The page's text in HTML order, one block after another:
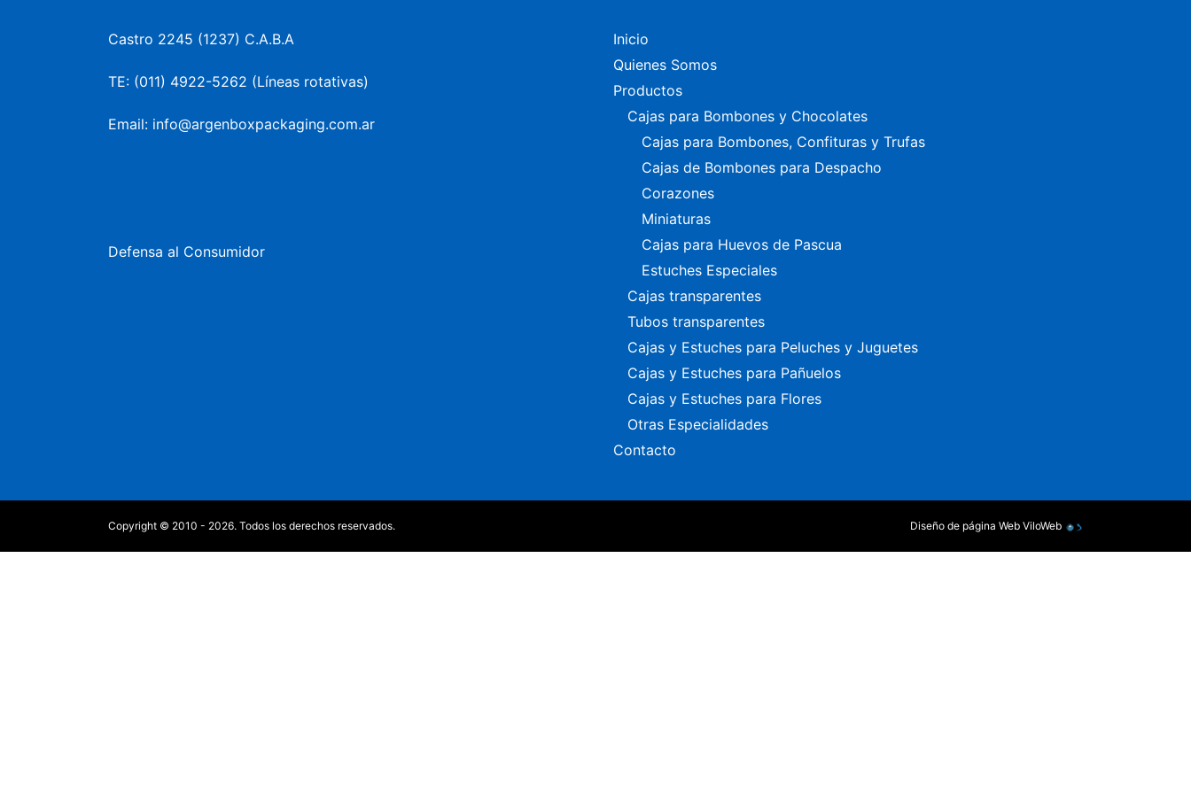
Castro 2245 (1237) C.A.B.A
TE: (011) 4922-5262 (Líneas rotativas)
Email: info@argenboxpackaging.com.ar
Defensa al Consumidor
Inicio
Quienes Somos
Productos
Cajas para Bombones y Chocolates
Cajas para Bombones, Confituras y Trufas
Cajas de Bombones para Despacho
Corazones
Miniaturas
Cajas para Huevos de Pascua
Estuches Especiales
Cajas transparentes
Tubos transparentes
Cajas y Estuches para Peluches y Juguetes
Cajas y Estuches para Pañuelos
Cajas y Estuches para Flores
Otras Especialidades
Contacto
Diseño de página Web ViloWeb
Copyright © 2010 - 2026. Todos los derechos reservados.